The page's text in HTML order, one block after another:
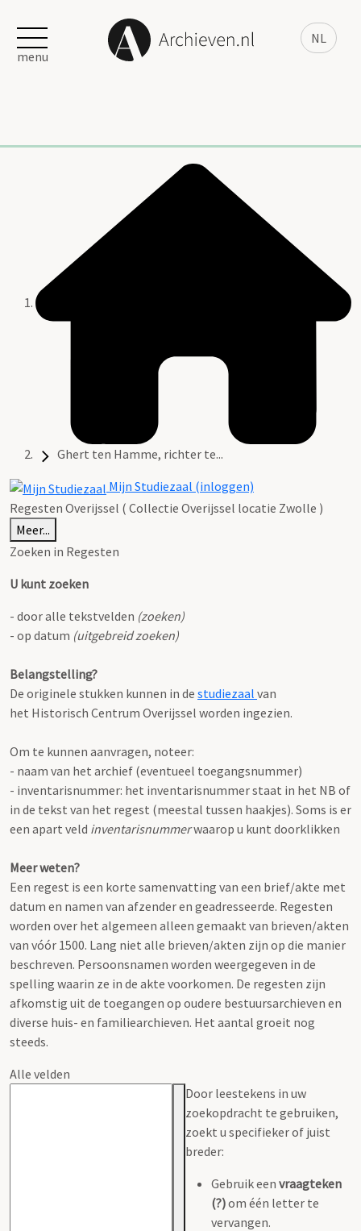
NL
menu
Ghert ten Hamme, richter te...
Mijn Studiezaal (inloggen)
Regesten Overijssel ( Collectie Overijssel locatie Zwolle )
Meer...
Zoeken in Regesten
U kunt zoeken
- door alle tekstvelden (zoeken)
- op datum (uitgebreid zoeken)
Belangstelling?
De originele stukken kunnen in de studiezaal van
het Historisch Centrum Overijssel worden ingezien.
Om te kunnen aanvragen, noteer:
- naam van het archief (eventueel toegangsnummer)
- inventarisnummer: het inventarisnummer staat in het NB of
in de tekst van het regest (meestal tussen haakjes). Soms is er
een apart veld inventarisnummerwaarop u kunt doorklikken
Meer weten?
Een regest is een korte samenvatting van een brief/akte met
datum en namen van afzender en geadresseerde. Regesten
worden over het algemeen alleen gemaakt van brieven/akten
van vóór 1500. Lang niet alle brieven/akten zijn op die manier
beschreven. Persoonsnamen worden weergegeven in de
spelling waarin ze in de akte voorkomen. De regesten zijn
afkomstig uit de toegangen op oudere bestuursarchieven en
diverse huis- en familiearchieven. Het aantal groeit nog
steeds.
Alle velden
Door leestekens in uw
zoekopdracht te gebruiken,
zoekt u specifieker of juist
breder:
Gebruik een vraagteken
(?)om één letter te
vervangen.